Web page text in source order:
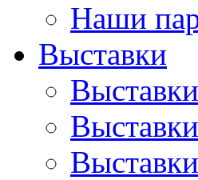
Наши
Выставки
Выставки